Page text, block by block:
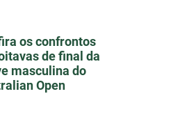
os confrontos
de final da
masculina do
Open